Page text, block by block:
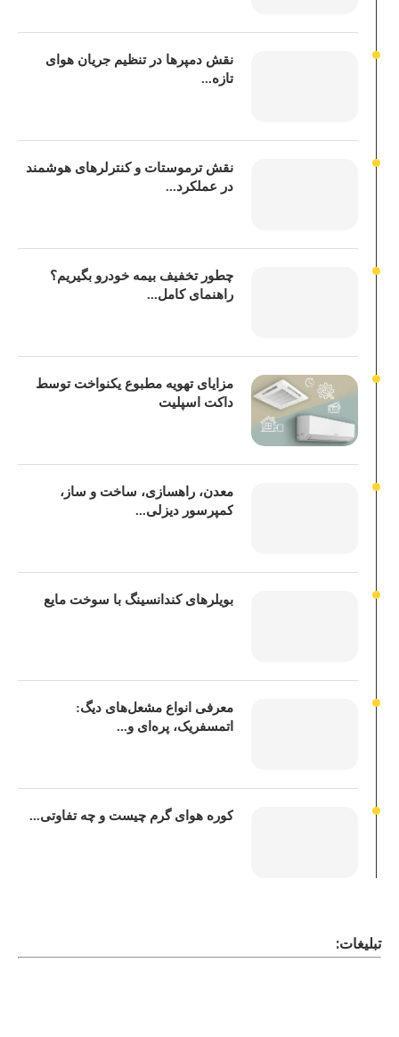
نقش دمپرها در تنظیم جریان هوای
تازه...
نقش ترموستات و کنترلرهای هوشمند
در عملکرد...
چطور تخفیف بیمه خودرو بگیریم؟
راهنمای کامل...
مزایای تهویه مطبوع یکنواخت توسط
داکت اسپلیت
معدن، راهسازی، ساخت و ساز،
کمپرسور دیزلی...
بویلرهای کندانسینگ با سوخت مایع
معرفی انواع مشعل‌های دیگ:
اتمسفریک، پره‌ای و...
کوره هوای گرم چیست و چه تفاوتی...
تبلیغات: